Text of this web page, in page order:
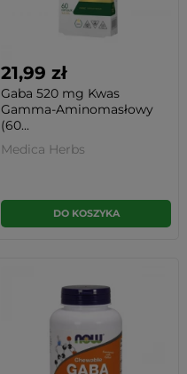
21,99 zł
Gaba 520 mg Kwas
Gamma-Aminomasłowy
(60...
Medica Herbs
DO KOSZYKA